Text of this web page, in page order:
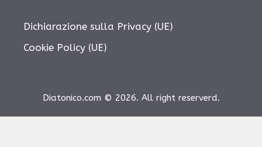
Dichiarazione sulla Privacy (UE)
Cookie Policy (UE)
Diatonico.com © 2026. All right reserverd.